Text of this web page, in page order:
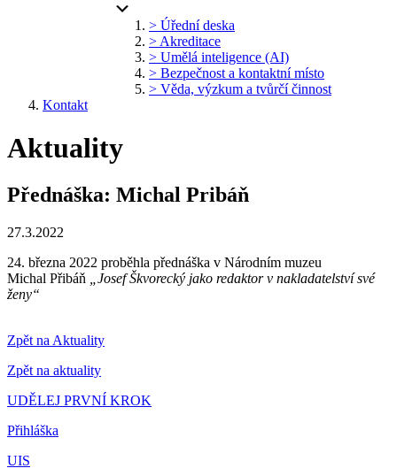
> Úřední deska
> Akreditace
> Umělá inteligence (AI)
> Bezpečnost a kontaktní místo
> Věda, výzkum a tvůrčí činnost
Kontakt
Aktuality
Přednáška: Michal Pribáň
27.3.2022
24. března 2022 proběhla přednáška v Národním muzeu
Michal Přibáň
„Josef Škvorecký jako redaktor v nakladatelství své
ženy“
Zpět na Aktuality
Zpět na aktuality
UDĚLEJ PRVNÍ KROK
Přihláška
UIS